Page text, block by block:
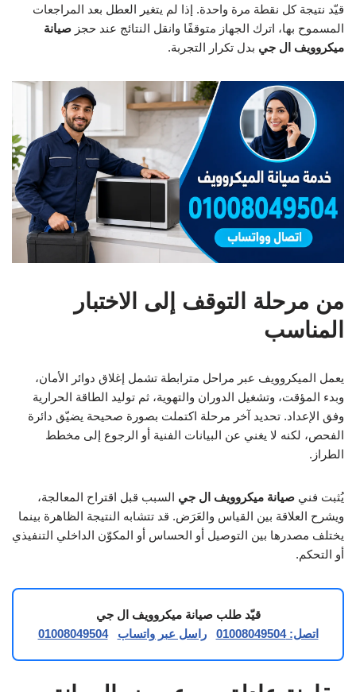
قيّد نتيجة كل نقطة مرة واحدة. إذا لم يتغير العطل بعد المراجعات
المسموح بها، اترك الجهاز متوقفًا وانقل النتائج عند حجز صيانة
ميكروويف ال جي بدل تكرار التجربة.
من مرحلة التوقف إلى الاختبار
المناسب
يعمل الميكروويف عبر مراحل مترابطة تشمل إغلاق دوائر الأمان،
وبدء المؤقت، وتشغيل الدوران والتهوية، ثم توليد الطاقة الحرارية
وفق الإعداد. تحديد آخر مرحلة اكتملت بصورة صحيحة يضيّق دائرة
الفحص، لكنه لا يغني عن البيانات الفنية أو الرجوع إلى مخطط
الطراز.
يُثبت فني صيانة ميكروويف ال جي السبب قبل اقتراح المعالجة،
ويشرح العلاقة بين القياس والعَرَض. قد تتشابه النتيجة الظاهرة بينما
يختلف مصدرها بين التوصيل أو الحساس أو المكوّن الداخلي التنفيذي
أو التحكم.
قيّد طلب صيانة ميكروويف ال جي
اتصل: 01008049504
راسل عبر واتساب 01008049504